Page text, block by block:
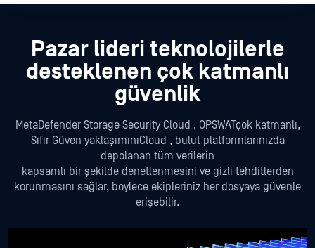
Pazar lideri teknolojilerle
desteklenen çok katmanlı
güvenlik
MetaDefender Storage Security Cloud , OPSWATçok katmanlı,
Sıfır Güven yaklaşımınıCloud , bulut platformlarınızda
depolanan tüm verilerin
kapsamlı bir şekilde denetlenmesini ve gizli tehditlerden
korunmasını sağlar, böylece ekipleriniz her dosyaya güvenle
erişebilir.